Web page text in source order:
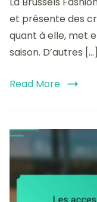
et présente des
quant à elle, met
saison. D’autres […]
Read More